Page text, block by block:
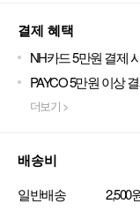
결제 혜택
NH카드 5만원 결제
PAYCO 5만원 이상
더보기 >
배송비
일반배송 2,500